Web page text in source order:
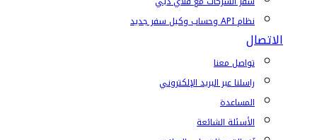
نظام API وحساب وكيل سفر جديد
الاتصال
تواصل معنا
راسلنا عبر البريد الإلكتروني
المساعدة
الأسئلة الشائعة